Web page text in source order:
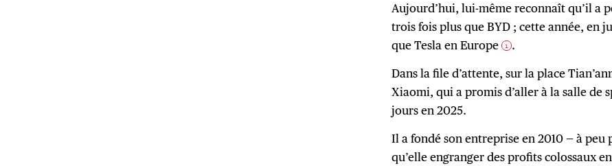
Aujourd’hui, lui-même reconnaît qu’il a
trois fois plus que BYD ; cette année, en
que Tesla en Europe 1 .
Dans la file d’attente, sur la place
Xiaomi, qui a promis d’aller à la salle de
jours en 2025.
Il a fondé son entreprise en 2010 — à
qu’elle engranger des profits colossaux